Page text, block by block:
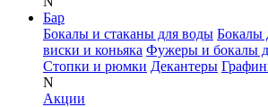
Бар
Бокалы и стаканы для воды Бокалы
виски и коньяка Фужеры и бокалы
Стопки и рюмки Декантеры
N
Акции